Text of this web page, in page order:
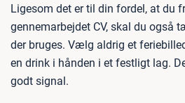
Ligesom det er til din fordel, at du
gennemarbejdet CV, skal du også
der bruges. Vælg aldrig et
en drink i hånden i et festligt lag.
godt signal.